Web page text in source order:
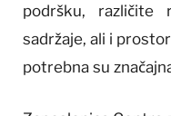
podršku, različite
sadržaje, ali i
potrebna su